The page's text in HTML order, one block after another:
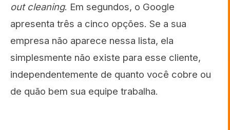
out cleaning. Em segundos, o Google
apresenta três a cinco opções. Se a sua
empresa não aparece nessa lista, ela
simplesmente não existe para esse cliente,
independentemente de quanto você cobre ou
de quão bem sua equipe trabalha.